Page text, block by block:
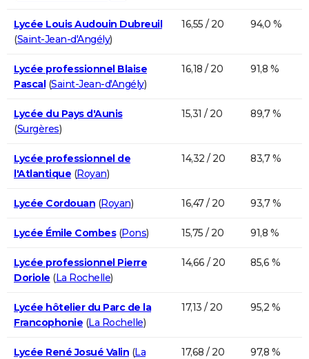
Lycée Louis Audouin Dubreuil
(Saint-Jean-d'Angély)
16,55 / 20 94,0 %
Lycée professionnel Blaise
Pascal(Saint-Jean-d'Angély)
16,18 / 20 91,8 %
Lycée du Pays d'Aunis
(Surgères)
15,31 / 20 89,7 %
Lycée professionnel de
l'Atlantique (Royan)
14,32 / 20 83,7 %
Lycée Cordouan (Royan) 16,47 / 20 93,7 %
Lycée Émile Combes(Pons) 15,75 / 20 91,8 %
Lycée professionnel Pierre
Doriole (La Rochelle)
14,66 / 20 85,6 %
Lycée hôtelier du Parc de la
Francophonie (La Rochelle)
17,13 / 20 95,2 %
Lycée René Josué Valin (La
17,68 / 20 97,8 %